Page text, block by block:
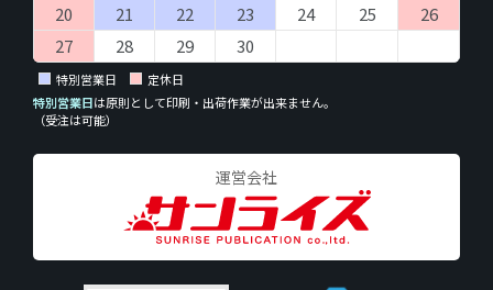
20
21 22 23 24 25
26
27
28 29 30
特別営業日
定休日
特別営業日は原則として印刷・出荷作業が出来ません。
（受注は可能）
運営会社